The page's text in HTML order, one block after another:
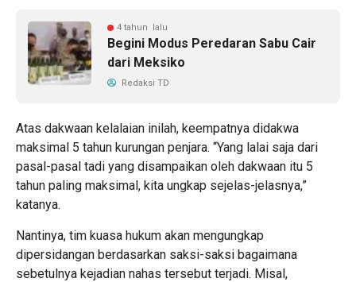
4 tahun lalu
Begini Modus Peredaran Sabu Cair
dari Meksiko
Redaksi TD
Atas dakwaan kelalaian inilah, keempatnya didakwa
maksimal 5 tahun kurungan penjara. “Yang lalai saja dari
pasal-pasal tadi yang disampaikan oleh dakwaan itu 5
tahun paling maksimal, kita ungkap sejelas-jelasnya,”
katanya.
Nantinya, tim kuasa hukum akan mengungkap
dipersidangan berdasarkan saksi-saksi bagaimana
sebetulnya kejadian nahas tersebut terjadi. Misal,